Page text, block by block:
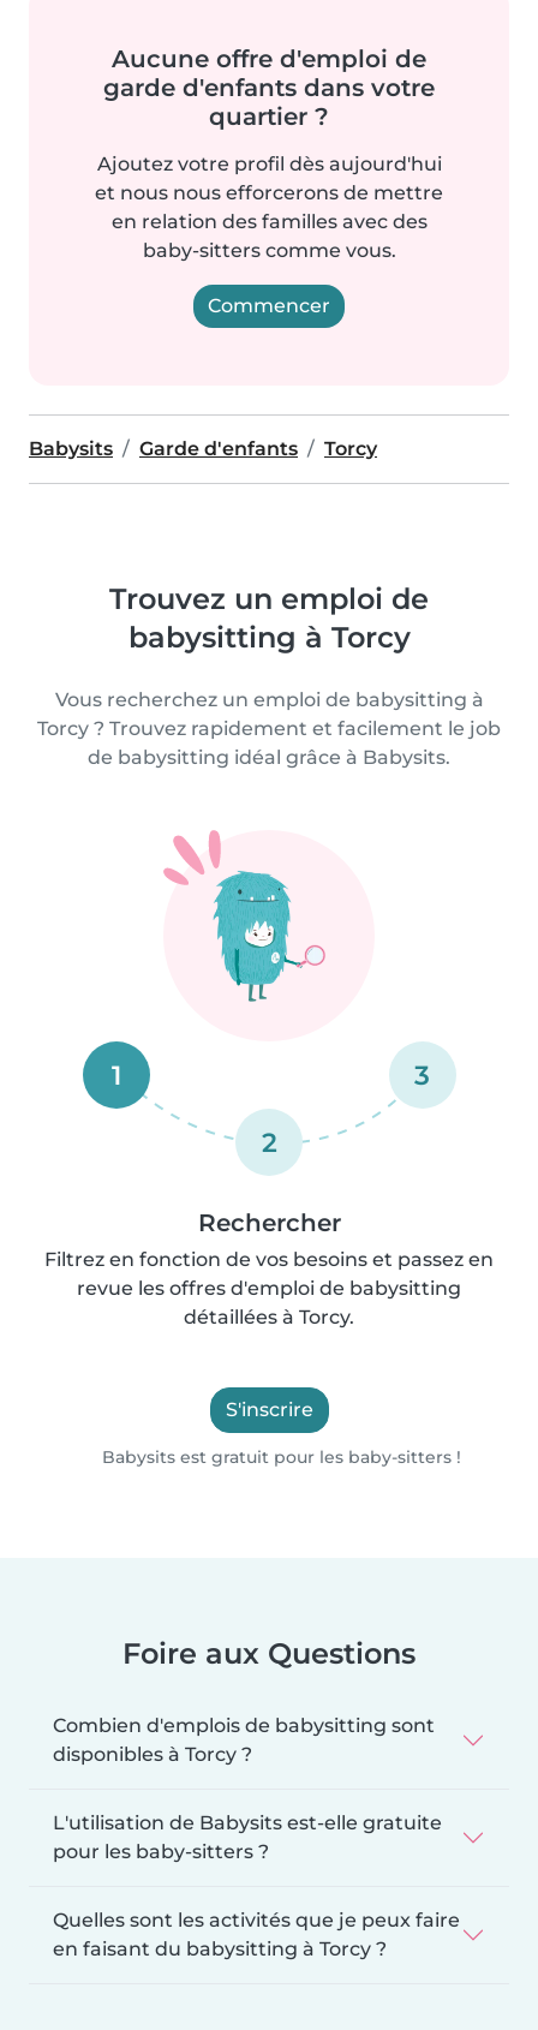
Aucune offre d'emploi de
garde d'enfants dans votre
quartier ?
Ajoutez votre profil dès aujourd'hui
et nous nous efforcerons de mettre
en relation des familles avec des
baby-sitters comme vous.
Commencer
Babysits Garde d'enfants Torcy
Trouvez un emploi de
babysitting à Torcy
Vous recherchez un emploi de babysitting à
Torcy ? Trouvez rapidement et facilement le job
de babysitting idéal grâce à Babysits.
1
2
3
Rechercher
Filtrez en fonction de vos besoins et passez en
revue les offres d'emploi de babysitting
détaillées à Torcy.
S'inscrire
Babysits est gratuit pour les baby-sitters !
Foire aux Questions
Combien d'emplois de babysitting sont
disponibles à Torcy ?
L'utilisation de Babysits est-elle gratuite
pour les baby-sitters ?
Quelles sont les activités que je peux faire
en faisant du babysitting à Torcy ?